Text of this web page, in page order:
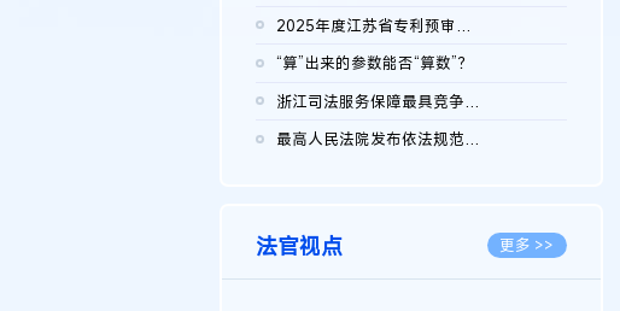
2025年度江苏省专利预审典型案例
“算”出来的参数能否“算数”？
浙江司法服务保障最具竞争力营商环境建设典型案例（第二批）含侵...
最高人民法院发布依法规范平台经营、保护消费者合法权益典型案例...
法官视点 更多 >>